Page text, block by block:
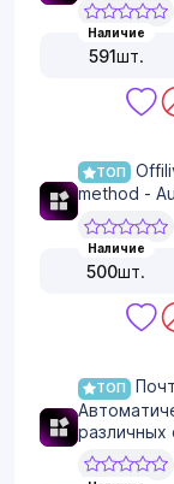
Наличие
591шт.
ТОП
method -
Наличие
500шт.
ТОП
различных